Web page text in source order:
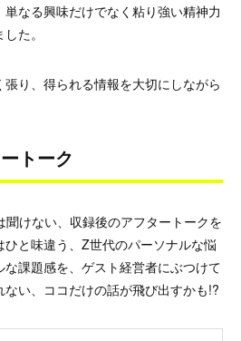
なる興味だけでなく粘り強い精神力
た。
り、得られる情報を大切にしながら
トーク
聞けない、収録後のアフタートークを
と味違う、Z世代のパーソナルな悩
課題感を、ゲスト経営者にぶつけて
い、ココだけの話が飛び出すかも!?